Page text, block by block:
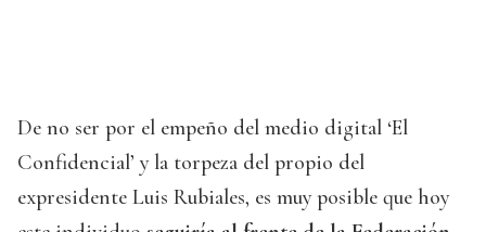
De no ser por el empeño del medio digital ‘El
Confidencial’ y la torpeza del propio del
expresidente Luis Rubiales, es muy posible que hoy